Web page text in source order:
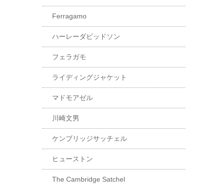
Ferragamo
ハーレーダビッドソン
フェラガモ
ライディングジャケット
マドモアゼル
川崎文男
ケンブリッジサッチェル
ヒューストン
The Cambridge Satchel